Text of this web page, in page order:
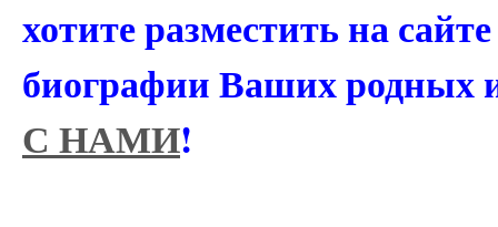
хотите разместить на
биографии Ваших родных
С НАМИ!